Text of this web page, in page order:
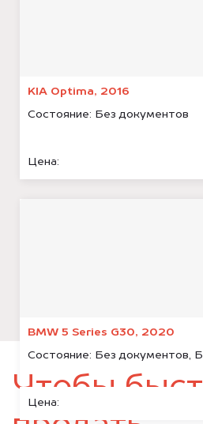
KIA Optima, 2016
Состояние: Без документов
Цена:
BMW 5 Series G30, 2020
Состояние: Без документов,
Цена:
Чтобы